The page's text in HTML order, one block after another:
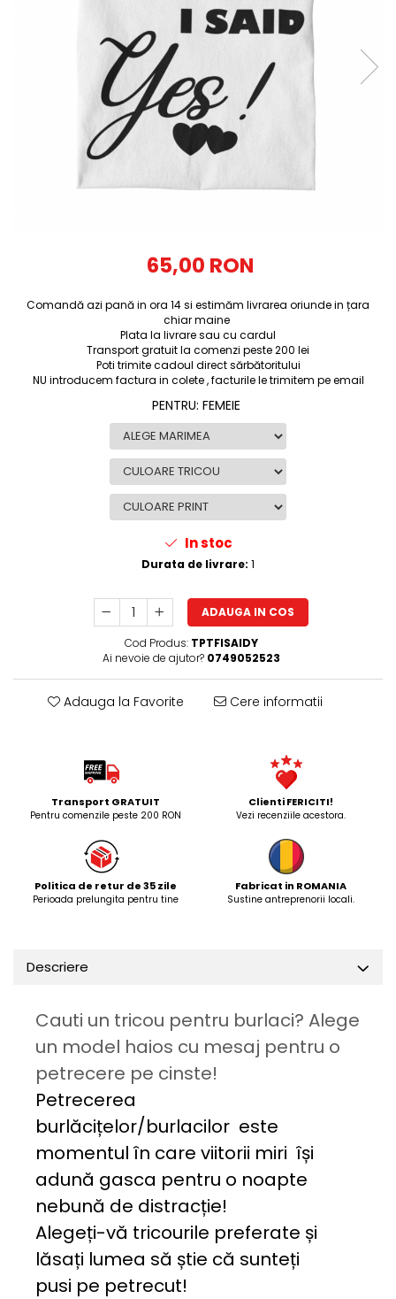
Tricouri Azi esti Tanar si maine...
Tricouri Motivationale
Tricouri Mamici
Tricouri Pensionari
Tricouri Animalute
Tricouri Stari
Tricouri Zicale Romanesti
Tricouri Copii
65,00 RON
Comandă azi pană in ora 14 si estimăm livrarea oriunde in țara
chiar maine
Plata la livrare sau cu cardul
Transport gratuit la comenzi peste 200 lei
Poti trimite cadoul direct sărbătoritului
NU introducem factura in colete , facturile le trimitem pe email
PENTRU: FEMEIE
In stoc
Durata de livrare: 1
ADAUGA IN COS
Cod Produs: TPTFISAIDY
Ai nevoie de ajutor? 0749052523
Adauga la Favorite Cere informatii
Transport GRATUIT
Pentru comenzile peste 200 RON
Clienti FERICITI!
Vezi recenziile acestora.
Politica de retur de 35 zile
Perioada prelungita pentru tine
Fabricat in ROMANIA
Sustine antreprenorii locali.
Descriere
Cauti un tricou pentru burlaci? Alege
un model haios cu mesaj pentru o
petrecere pe cinste!
Petrecerea
burlăcițelor/burlacilor este
momentul în care viitorii miri își
adună gasca pentru o noapte
nebună de distracție!
Alegeți-vă tricourile preferate și
lăsați lumea să știe că sunteți
pusi pe petrecut!